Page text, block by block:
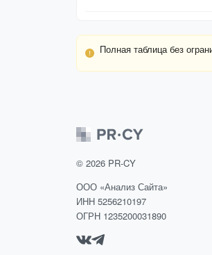
Полная таблица без
© 2026 PR-CY
ООО «Анализ Сайта»
ИНН 5256210197
ОГРН 1235200031890